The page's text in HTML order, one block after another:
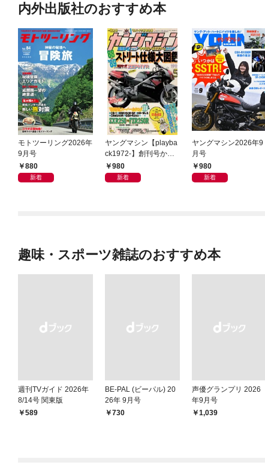
内外出版社のおすすめ本
モトツーリング2026年
9月号
880
新着
ヤングマシン【playba
ck1972-】創刊号から
振り返る昭和～平成の
熱き時代 1989年5月号
980
新着
ヤングマシン2026年9
月号
980
新着
趣味・スポーツ雑誌のおすすめ本
週刊TVガイド 2026年
8/14号 関東版
￥589
BE-PAL (ビーパル) 20
26年 9月号
￥730
声優グランプリ 2026
年9月号
￥1,039